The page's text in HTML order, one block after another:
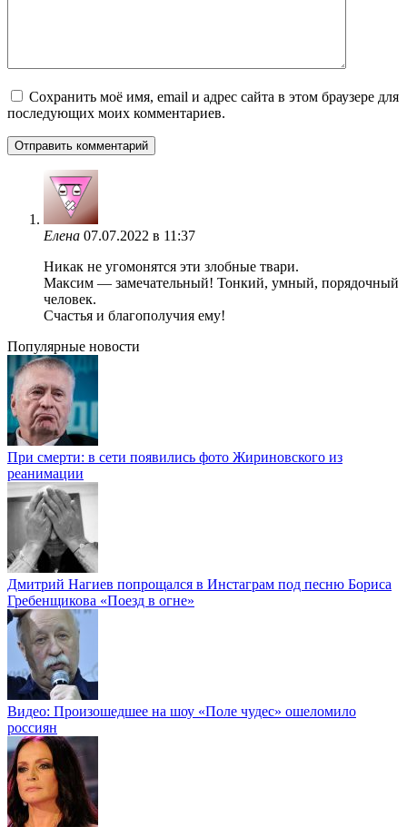
Сохранить моё имя, email и адрес сайта в этом браузере для
последующих моих комментариев.
Елена 07.07.2022 в 11:37
Никак не угомонятся эти злобные твари.
Максим — замечательный! Тонкий, умный, порядочный
человек.
Счастья и благополучия ему!
Популярные новости
При смерти: в сети появились фото Жириновского из
реанимации
Дмитрий Нагиев попрощался в Инстаграм под песню Бориса
Гребенщикова «Поезд в огне»
Видео: Произошедшее на шоу «Поле чудес» ошеломило
россиян